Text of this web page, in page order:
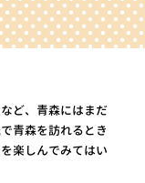
ど、青森にはまだ
青森を訪れるとき
楽しんでみてはい